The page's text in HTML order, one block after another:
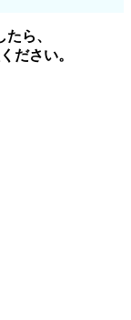
ら、
ださい。